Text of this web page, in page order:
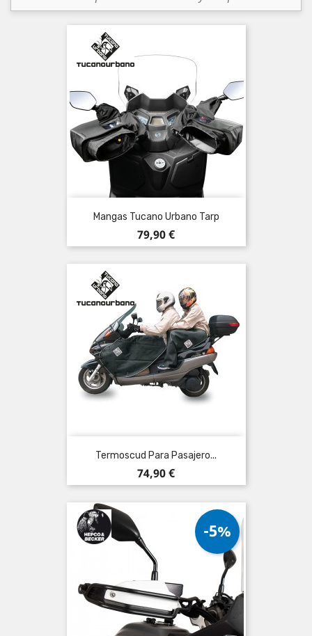
Mangas Tucano Urbano Tarp
Precio
79,90 €
Termoscud Para Pasajero...
Precio
74,90 €
-5%